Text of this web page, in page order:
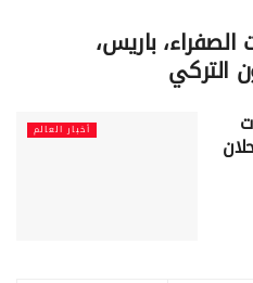
باريس،
التركي
أخبار العالم